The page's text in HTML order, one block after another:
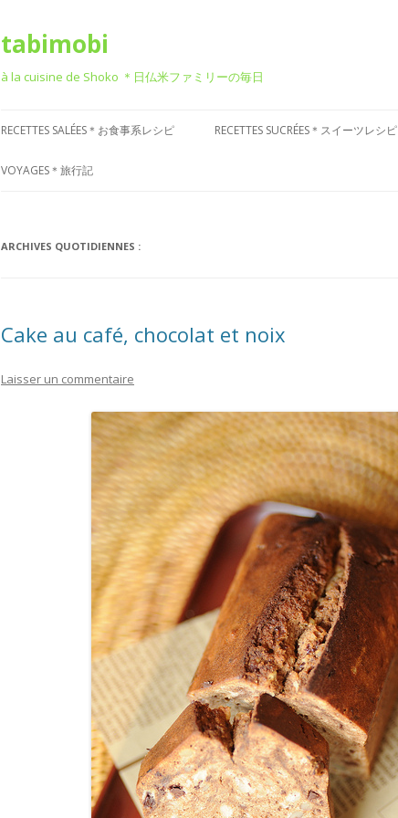
tabimobi
à la cuisine de Shoko ＊日仏米ファミリーの毎日
RECETTES SALÉES＊お食事系レシピ
RECETTE DE BENTO＊お弁当
RECETTE FRANÇAISE＊フレンチ風
＊欧米風レシピほか
GÂTEAUX SALÉS＊食事ケーキ
ASTUCES CUISINE＊料理のコツ
RECETTES SUCRÉES＊スイーツレシピ
VOYAGES＊旅行記
旅行
ARCHIVES QUOTIDIENNES :
Cake au café, chocolat et noix
Laisser un commentaire